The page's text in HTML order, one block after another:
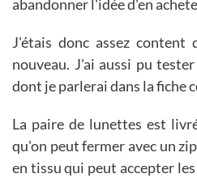
abandonner l'idée d'en
J'étais donc assez
nouveau. J'ai aussi pu
dont je parlerai dans la fiche
La paire de lunettes est
qu'on peut fermer avec un
en tissu qui peut accepter